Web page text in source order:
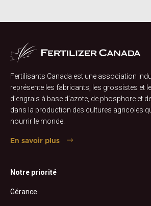
Fertilisants Canada est une association
représente les fabricants, les grossistes et
d’engrais à base d’azote, de phosphore et
dans la production des cultures agricoles
nourrir le monde.
En savoir plus
Notre priorité
Gérance